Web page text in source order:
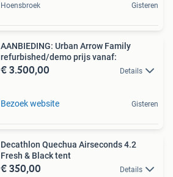
Hoensbroek Gisteren
AANBIEDING: Urban Arrow Family
refurbished/demo prijs vanaf:
€ 3.500,00 Details
Bezoek website Gisteren
Decathlon Quechua Airseconds 4.2
Fresh & Black tent
€ 350,00 Details